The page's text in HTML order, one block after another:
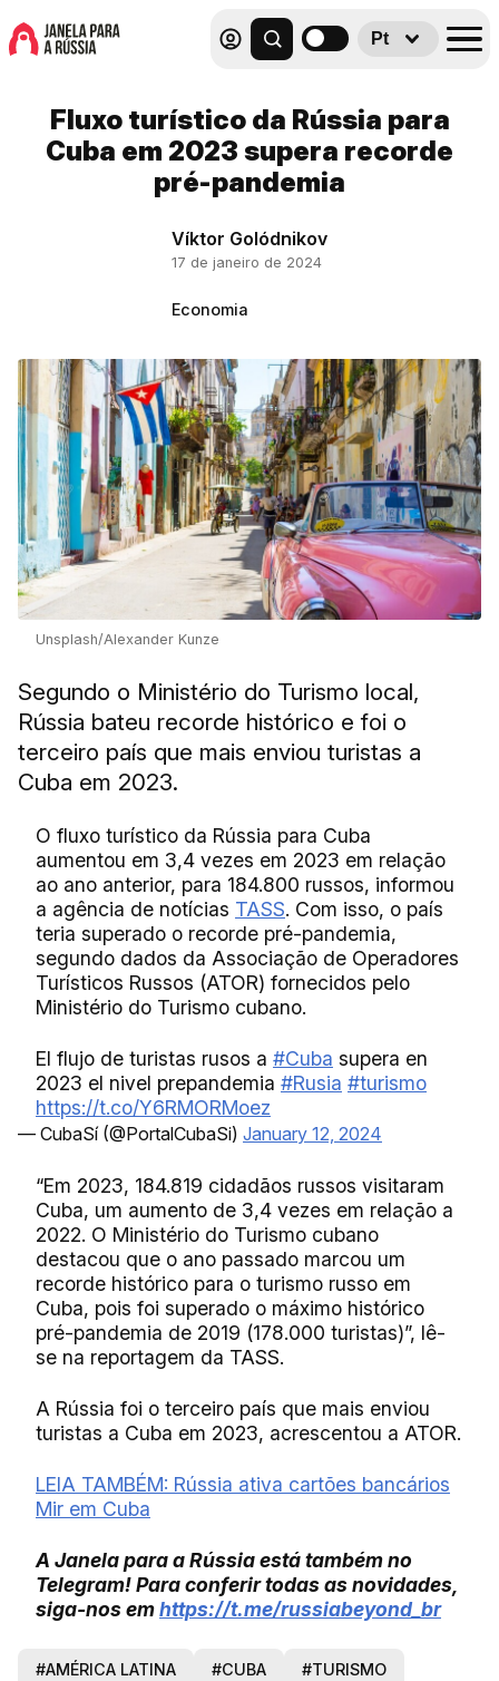
Pt
Fluxo turístico da Rússia para
Cuba em 2023 supera recorde
pré-pandemia
Víktor Golódnikov
17 de janeiro de 2024
Economia
Unsplash/Alexander Kunze
Segundo o Ministério do Turismo local,
Rússia bateu recorde histórico e foi o
terceiro país que mais enviou turistas a
Cuba em 2023.
O fluxo turístico da Rússia para Cuba
aumentou em 3,4 vezes em 2023 em relação
ao ano anterior, para 184.800 russos, informou
a agência de notícias TASS. Com isso, o país
teria superado o recorde pré-pandemia,
segundo dados da Associação de Operadores
Turísticos Russos (ATOR) fornecidos pelo
Ministério do Turismo cubano.
El flujo de turistas rusos a #Cuba supera en
2023 el nivel prepandemia #Rusia #turismo
https://t.co/Y6RMORMoez
— CubaSí (@PortalCubaSi) January 12, 2024
“Em 2023, 184.819 cidadãos russos visitaram
Cuba, um aumento de 3,4 vezes em relação a
2022. O Ministério do Turismo cubano
destacou que o ano passado marcou um
recorde histórico para o turismo russo em
Cuba, pois foi superado o máximo histórico
pré-pandemia de 2019 (178.000 turistas)”, lê-
se na reportagem da TASS.
A Rússia foi o terceiro país que mais enviou
turistas a Cuba em 2023, acrescentou a ATOR.
LEIA TAMBÉM: Rússia ativa cartões bancários
Mir em Cuba
A Janela para a Rússia está também no
Telegram! Para conferir todas as novidades,
siga-nos emhttps://t.me/russiabeyond_ br
#AMÉRICA LATINA #CUBA #TURISMO